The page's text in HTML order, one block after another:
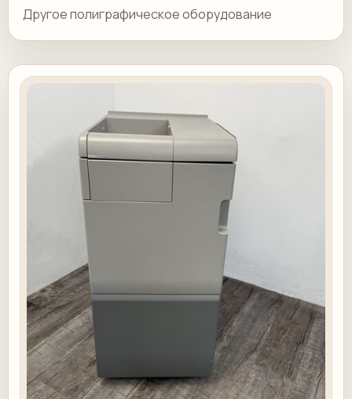
Другое полиграфическое оборудование